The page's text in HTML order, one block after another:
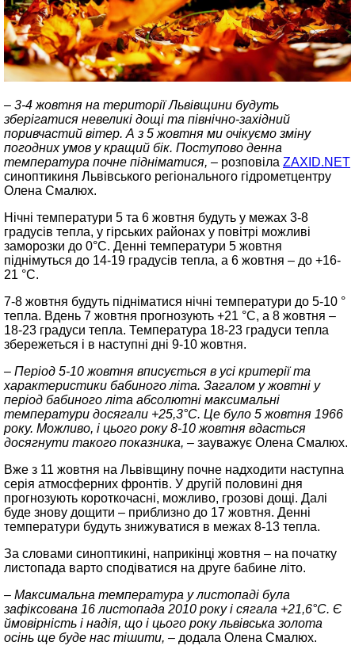
– 3-4 жовтня на території Львівщини будуть
зберігатися невеликі дощі та північно-західний
поривчастий вітер. А з 5 жовтня ми очікуємо зміну
погодних умов у кращий бік. Поступово денна
температура почне підніматися, – розповіла ZAXID.NET
синоптикиня Львівського регіонального гідрометцентру
Олена Смалюх.
Нічні температури 5 та 6 жовтня будуть у межах 3-8
градусів тепла, у гірських районах у повітрі можливі
заморозки до 0°C. Денні температури 5 жовтня
піднімуться до 14-19 градусів тепла, а 6 жовтня – до +16-
21 °C.
7-8 жовтня будуть підніматися нічні температури до 5-10 °
тепла. Вдень 7 жовтня прогнозують +21 °C, а 8 жовтня –
18-23 градуси тепла. Температура 18-23 градуси тепла
збережеться і в наступні дні 9-10 жовтня.
– Період 5-10 жовтня вписується в усі критерії та
характеристики бабиного літа. Загалом у жовтні у
період бабиного літа абсолютні максимальні
температури досягали +25,3°C. Це було 5 жовтня 1966
року. Можливо, і цього року 8-10 жовтня вдасться
досягнути такого показника, – зауважує Олена Смалюх.
Вже з 11 жовтня на Львівщину почне надходити наступна
серія атмосферних фронтів. У другій половині дня
прогнозують короткочасні, можливо, грозові дощі. Далі
буде знову дощити – приблизно до 17 жовтня. Денні
температури будуть знижуватися в межах 8-13 тепла.
За словами синоптикині, наприкінці жовтня – на початку
листопада варто сподіватися на друге бабине літо.
– Максимальна температура у листопаді була
зафіксована 16 листопада 2010 року і сягала +21,6°C. Є
ймовірність і надія, що і цього року львівська золота
осінь ще буде нас тішити, – додала Олена Смалюх.